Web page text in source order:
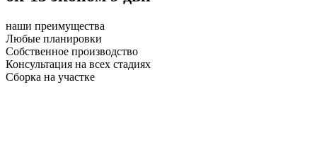
наши преимущества
Любые планировки
Собственное производство
Консультация на всех стадиях
Сборка на участке